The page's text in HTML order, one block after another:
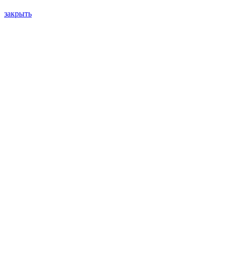
закрыть